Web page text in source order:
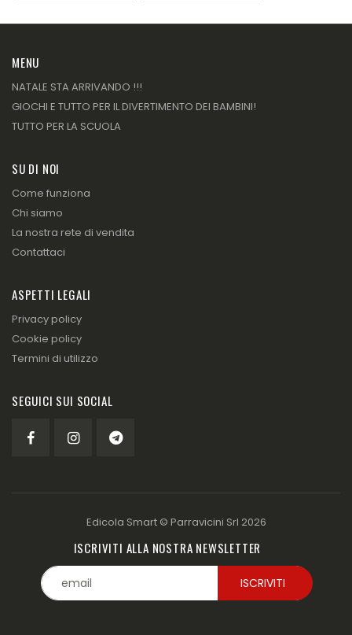
MENU
NATALE STA ARRIVANDO !!!
GIOCHI E TUTTO PER IL DIVERTIMENTO DEI BAMBINI!
TUTTO PER LA SCUOLA
SU DI NOI
Come funziona
Chi siamo
La nostra rete di vendita
Contattaci
ASPETTI LEGALI
Privacy policy
Cookie policy
Termini di utilizzo
SEGUICI SUI SOCIAL
Edicola Smart © Parravicini Srl 2026
ISCRIVITI ALLA NOSTRA NEWSLETTER